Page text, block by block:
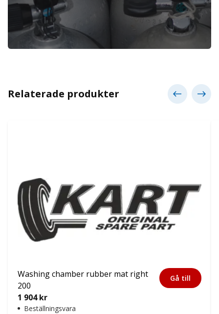
Relaterade produkter
Washing chamber rubber mat right
200
1 904kr
Beställningsvara
Gå till